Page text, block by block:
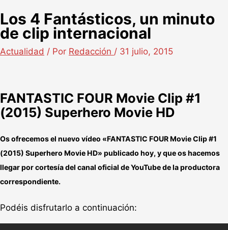
Los 4 Fantásticos, un minuto
de clip internacional
Actualidad / Por Redacción / 31 julio, 2015
FANTASTIC FOUR Movie Clip #1
(2015) Superhero Movie HD
Os ofrecemos el nuevo vídeo «FANTASTIC FOUR Movie Clip #1
(2015) Superhero Movie HD» publicado hoy, y que os hacemos
llegar por cortesía del canal oficial de YouTube de la productora
correspondiente.
Podéis disfrutarlo a continuación: